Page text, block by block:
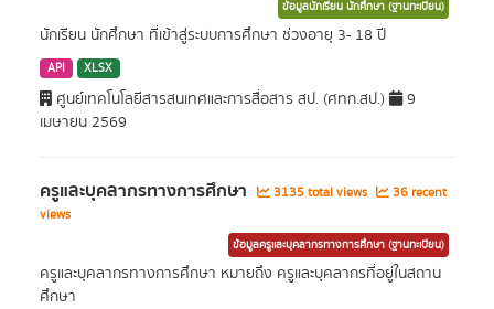
ข้อมูลนักเรียน นักศึกษา (ฐานทะเบียน)
นักเรียน นักศึกษา ที่เข้าสู่ระบบการศึกษา ช่วงอายุ 3- 18 ปี
API XLSX
ศูนย์เทคโนโลยีสารสนเทศและการสื่อสาร สป. (ศทก.สป.)
9
เมษายน 2569
ครูและบุคลากรทางการศึกษา 3135 total views
36 recent
views
ข้อมูลครูและบุคลากรทางการศึกษา (ฐานทะเบียน)
ครูและบุคลากรทางการศึกษา หมายถึง ครูและบุคลากรที่อยู่ในสถาน
ศึกษา